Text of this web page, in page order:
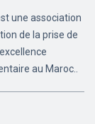
une association
de la prise de
au Maroc..